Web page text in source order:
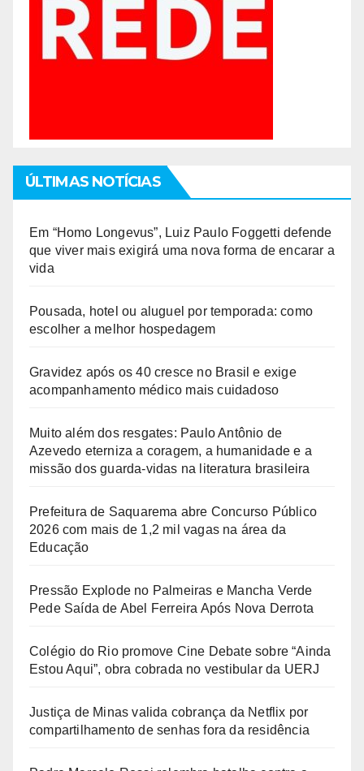
ÚLTIMAS NOTÍCIAS
Em “Homo Longevus”, Luiz Paulo Foggetti defende
que viver mais exigirá uma nova forma de encarar a
vida
Pousada, hotel ou aluguel por temporada: como
escolher a melhor hospedagem
Gravidez após os 40 cresce no Brasil e exige
acompanhamento médico mais cuidadoso
Muito além dos resgates: Paulo Antônio de
Azevedo eterniza a coragem, a humanidade e a
missão dos guarda-vidas na literatura brasileira
Prefeitura de Saquarema abre Concurso Público
2026 com mais de 1,2 mil vagas na área da
Educação
Pressão Explode no Palmeiras e Mancha Verde
Pede Saída de Abel Ferreira Após Nova Derrota
Colégio do Rio promove Cine Debate sobre “Ainda
Estou Aqui”, obra cobrada no vestibular da UERJ
Justiça de Minas valida cobrança da Netflix por
compartilhamento de senhas fora da residência